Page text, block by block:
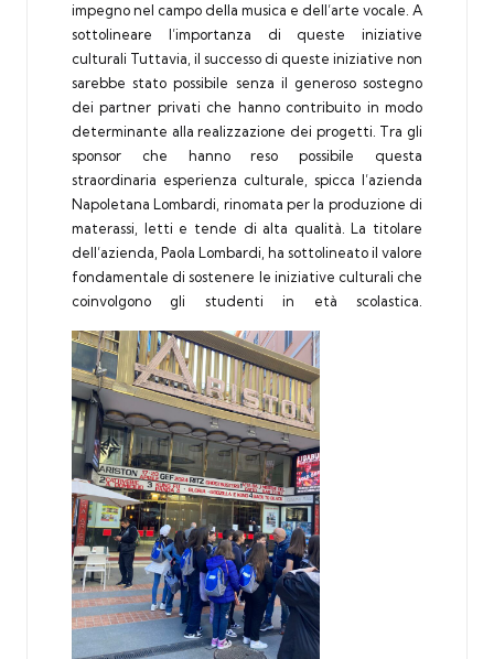
impegno nel campo della musica e dell’arte vocale. A
sottolineare l’importanza di queste iniziative
culturali Tuttavia, il successo di queste iniziative non
sarebbe stato possibile senza il generoso sostegno
dei partner privati che hanno contribuito in modo
determinante alla realizzazione dei progetti. Tra gli
sponsor che hanno reso possibile questa
straordinaria esperienza culturale, spicca l’azienda
NapoletanaLombardi, rinomata per la produzione di
materassi, letti e tende di alta qualità. La titolare
dell’azienda, Paola Lombardi, ha sottolineato il valore
fondamentale di sostenere le iniziative culturali che
coinvolgono gli studenti in età scolastica.